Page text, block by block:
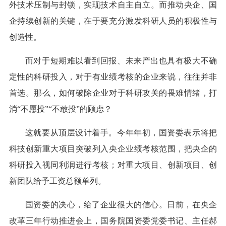
外技术压制与封锁，实现技术自主自立。而推动央企、国
企持续创新的关键，在于要充分激发科研人员的积极性与
创造性。
而对于短期难以看到回报、未来产出也具有极大不确
定性的科研投入，对于有业绩考核的企业来说，往往并非
首选。那么，如何破除企业对于科研攻关的畏难情绪，打
消“不愿投”“不敢投”的顾虑？
这就要从顶层设计着手。今年年初，国资委表示将把
科技创新重大项目突破列入央企业绩考核范围，把央企的
科研投入视同利润进行考核；对重大项目、创新项目、创
新团队给予工资总额单列。
国资委的决心，给了企业很大的信心。日前，在央企
改革三年行动推进会上，国务院国资委党委书记、主任郝